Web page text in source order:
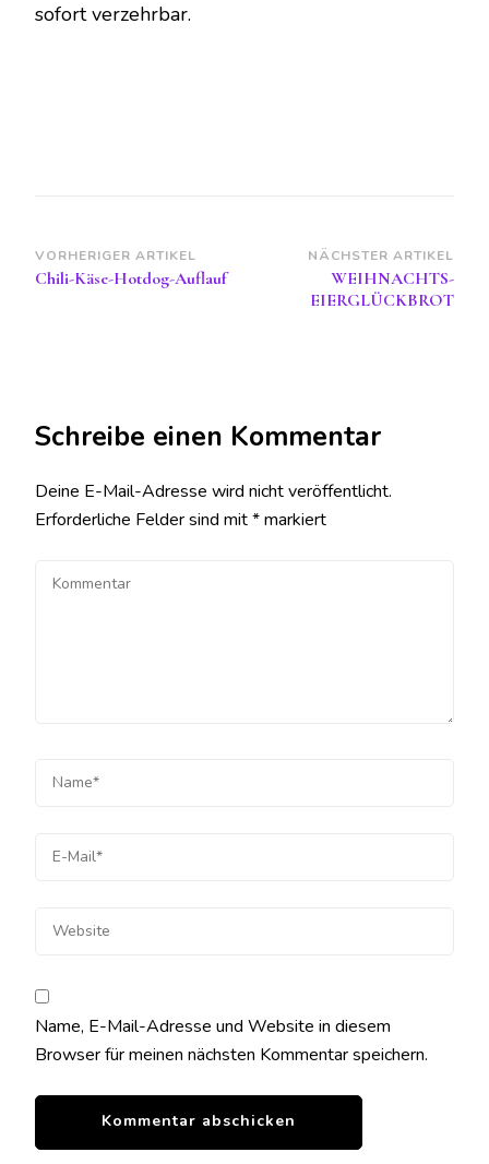
sofort verzehrbar.
Beitragsnavigation
VORHERIGER ARTIKEL
Chili-Käse-Hotdog-Auflauf
NÄCHSTER ARTIKEL
WEIHNACHTS-
EIERGLÜCKBROT
Schreibe einen Kommentar
Deine E-Mail-Adresse wird nicht veröffentlicht.
Erforderliche Felder sind mit*markiert
Name, E-Mail-Adresse und Website in diesem
Browser für meinen nächsten Kommentar speichern.